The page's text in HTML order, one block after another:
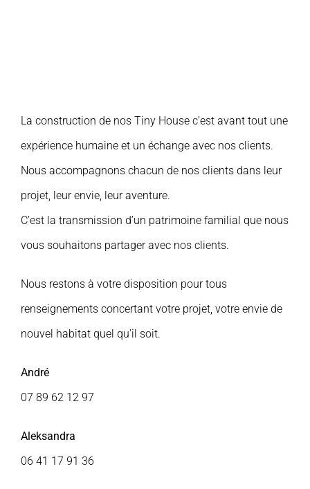
La construction de nos Tiny House c’est avant tout une
expérience humaine et un échange avec nos clients.
Nous accompagnons chacun de nos clients dans leur
projet, leur envie, leur aventure.
C’est la transmission d’un patrimoine familial que nous
vous souhaitons partager avec nos clients.
Nous restons à votre disposition pour tous
renseignements concertant votre projet, votre envie de
nouvel habitat quel qu’il soit.
André
07 89 62 12 97
Aleksandra
06 41 17 91 36